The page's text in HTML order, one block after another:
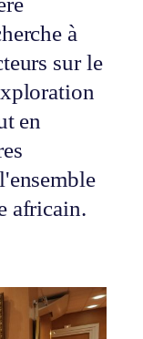
à
sur le
en
africain.